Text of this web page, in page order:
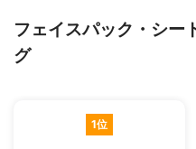
フェイスパック・シー
グ
1位